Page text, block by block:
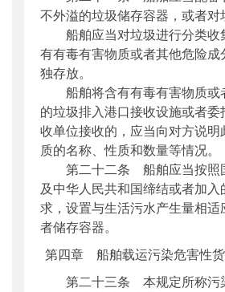
不外溢的垃圾储存容器，或者对
船舶应当对垃圾进行分类收
有有毒有害物质或者其他危险
独存放。
船舶将含有有毒有害物质或
的垃圾排入港口接收设施或者
收单位接收的，应当向对方说明
质的名称、性质和数量等情况。
第二十二条 船舶应当按照
及中华人民共和国缔结或者加
求，设置与生活污水产生量相
者储存容器。
第四章 船舶载运污染危害性
第二十三条 本规定所称污